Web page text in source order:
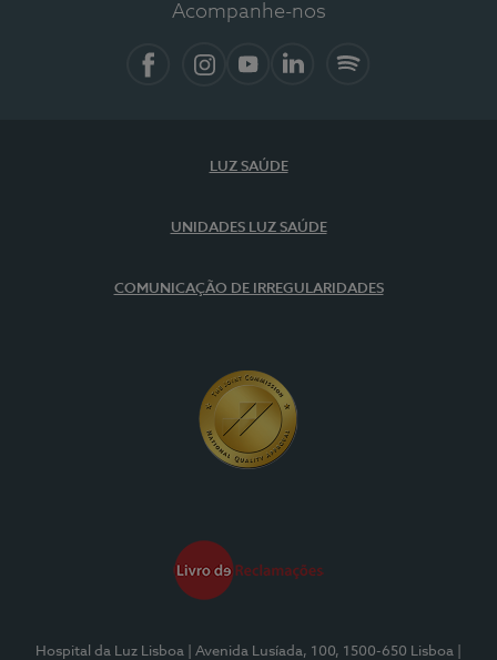
Acompanhe-nos
LUZ SAÚDE
UNIDADES LUZ SAÚDE
COMUNICAÇÃO DE IRREGULARIDADES
Hospital da Luz Lisboa | Avenida Lusíada, 100, 1500-650 Lisboa